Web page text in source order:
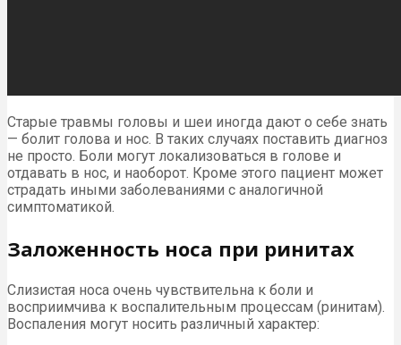
Старые травмы головы и шеи иногда дают о себе знать
— болит голова и нос. В таких случаях поставить диагноз
не просто. Боли могут локализоваться в голове и
отдавать в нос, и наоборот. Кроме этого пациент может
страдать иными заболеваниями с аналогичной
симптоматикой.
Заложенность носа при ринитах
Слизистая носа очень чувствительна к боли и
восприимчива к воспалительным процессам (ринитам).
Воспаления могут носить различный характер: